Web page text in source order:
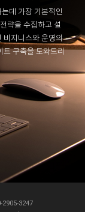
데 가장 기본적인
략을 수집하고 설
비지니스와 운영의
트 구축을 도와드리
2905-3247